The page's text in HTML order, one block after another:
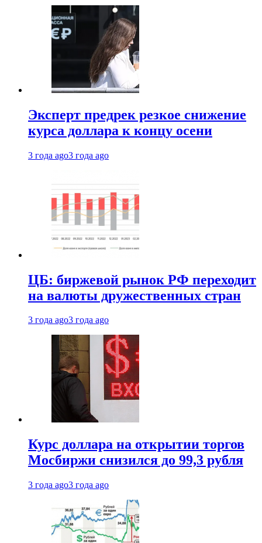
Эксперт предрек резкое снижение
курса доллара к концу осени
3 года ago3 года ago
ЦБ: биржевой рынок РФ переходит
на валюты дружественных стран
3 года ago3 года ago
Курс доллара на открытии торгов
Мосбиржи снизился до 99,3 рубля
3 года ago3 года ago